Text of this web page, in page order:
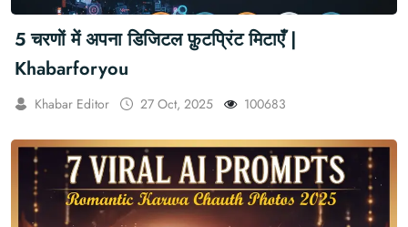
5 चरणों में अपना डिजिटल फ़ुटप्रिंट मिटाएँ |
Khabarforyou
Khabar Editor 27 Oct, 2025 100683